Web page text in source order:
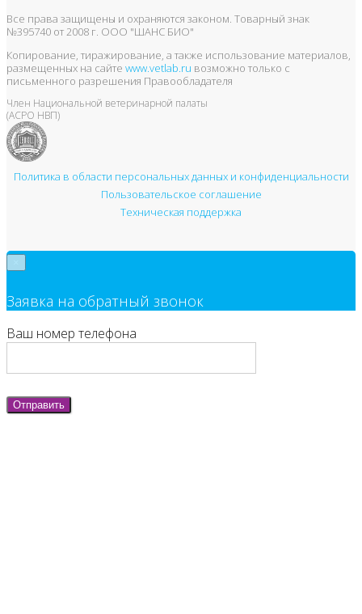
Все права защищены и охраняются законом. Товарный знак
№395740 от 2008 г. ООО "ШАНС БИО"
Копирование, тиражирование, а также использование материалов,
размещенных на сайте www.vetlab.ru возможно только с
письменного разрешения Правообладателя
Член Национальной ветеринарной палаты
(АСРО НВП)
Политика в области персональных данных и конфиденциальности
Пользовательское соглашение
Техническая поддержка
Заявка на обратный звонок
Ваш номер телефона
Отправить